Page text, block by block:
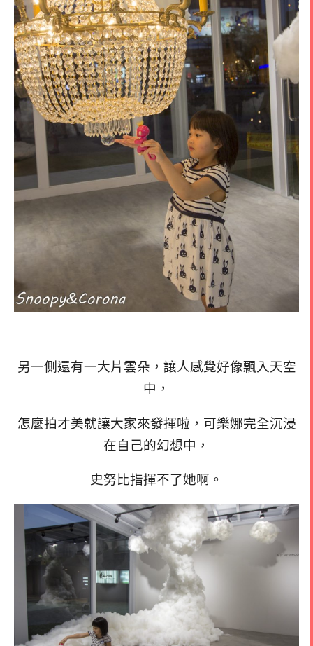
另一側還有一大片雲朵，讓人感覺好像飄入天空
中，
怎麼拍才美就讓大家來發揮啦，可樂娜完全沉浸
在自己的幻想中，
史努比指揮不了她啊。